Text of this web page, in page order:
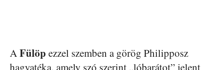
AFülöp ezzel szemben a görög Philipposz
hagyatéka, amely szó szerint „lóbarátot” jelent